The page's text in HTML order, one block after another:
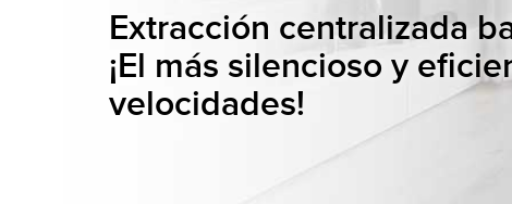
Extracción centralizada
¡El más silencioso y
velocidades!